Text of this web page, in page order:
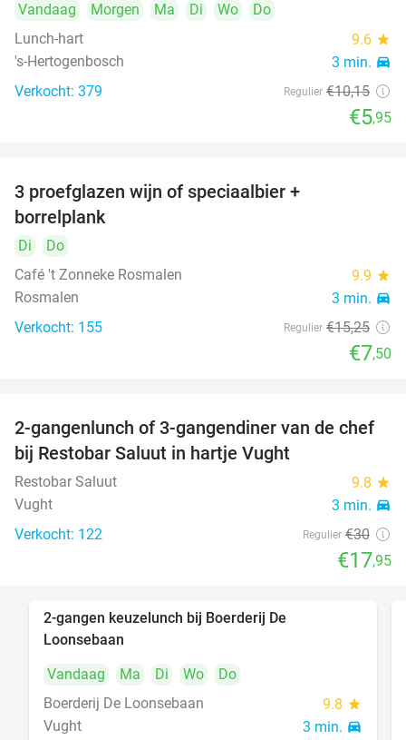
Vandaag Morgen Ma Di Wo
Do
Lunch-hart
9.6 star
's-Hertogenbosch 3 min. directions_car
Verkocht: 379 Regulier €10,15
€5,95
3 proefglazen wijn of speciaalbier +
borrelplank
Di
Do
Café 't Zonneke Rosmalen
9.9 star
Rosmalen 3 min. directions_car
Verkocht: 155 Regulier €15,25
€7,50
40%
2-gangenlunch of 3-gangendiner van de chef
bij Restobar Saluut in hartje Vught
Restobar Saluut 9.8 star
Vught 3 min. directions_car
Verkocht: 122 Regulier €30
€17,95
2-gangen keuzelunch bij Boerderij De
Loonsebaan
Vandaag
Ma Di Wo
Do
Boerderij De Loonsebaan
9.8 star
Vught 3 min. directions_car